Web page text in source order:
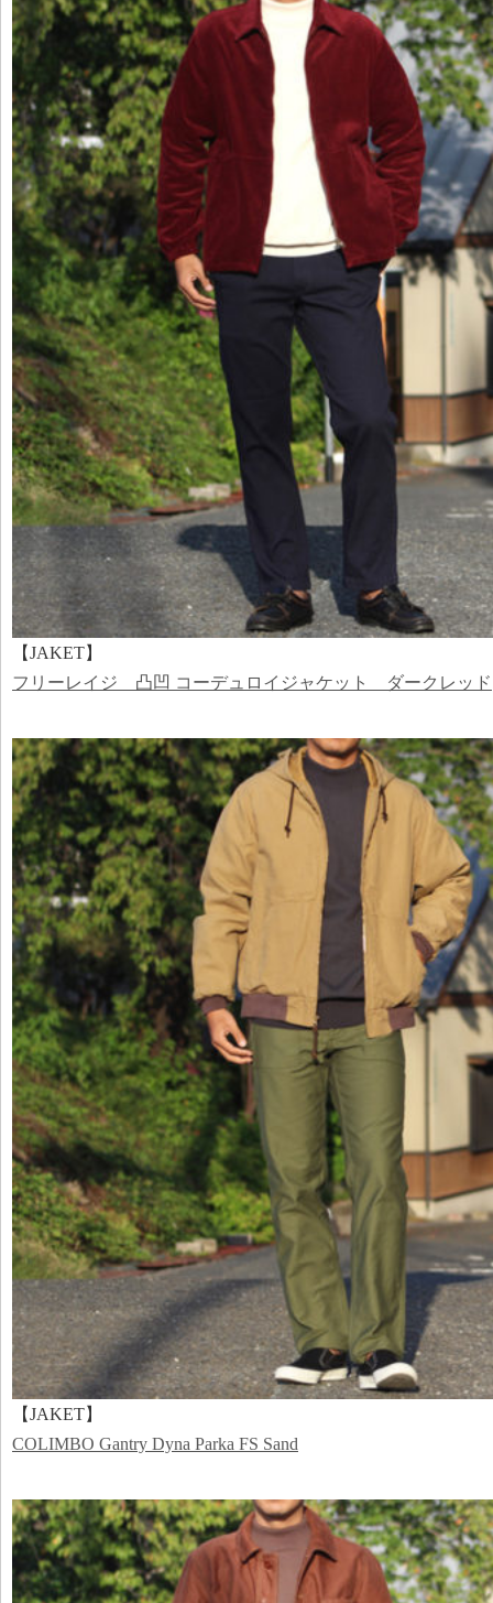
【JAKET】
フリーレイジ 凸凹 コーデュロイジャケット ダークレッド
【JAKET】
COLIMBO Gantry Dyna Parka FS Sand